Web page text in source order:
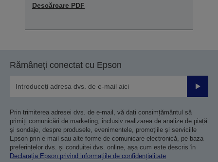
Descărcare PDF
Rămâneți conectat cu Epson
Prin trimiterea adresei dvs. de e-mail, vă dați consimțământul să
primiți comunicări de marketing, inclusiv realizarea de analize de piață
și sondaje, despre produsele, evenimentele, promoțiile și serviciile
Epson prin e-mail sau alte forme de comunicare electronică, pe baza
preferințelor dvs. și conduitei dvs. online, așa cum este descris în
Declarația Epson privind informațiile de confidențialitate